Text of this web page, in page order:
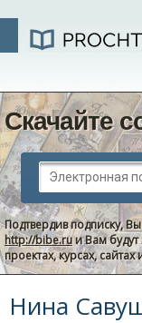
Скачайте
Подтвердив подписку,
http://bibe.ruи Вам будут
проектах, курсах,
Нина